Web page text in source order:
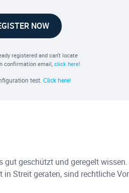
NOW
registered and can't locate
confirmation email,click here!
test. Click here!
gut geschützt und geregelt
Streit geraten, sind rechtliche